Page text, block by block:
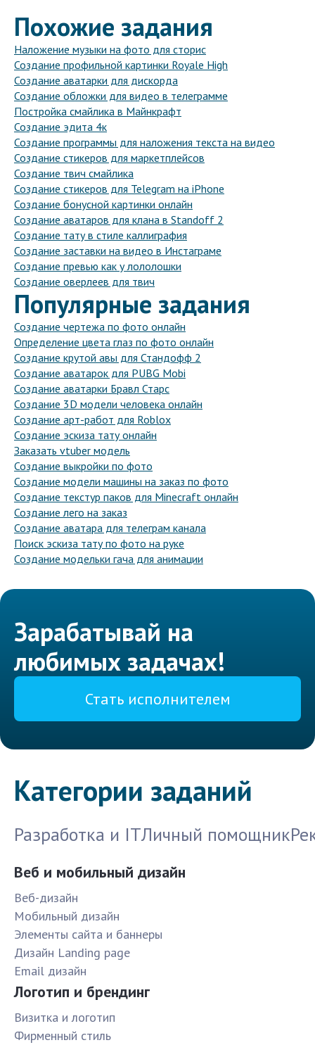
Похожие задания
Наложение музыки на фото для сторис
Создание профильной картинки Royale High
Создание аватарки для дискорда
Создание обложки для видео в телеграмме
Постройка смайлика в Майнкрафт
Создание эдита 4к
Создание программы для наложения текста на видео
Создание стикеров для маркетплейсов
Создание твич смайлика
Создание стикеров для Telegram на iPhone
Создание бонусной картинки онлайн
Создание аватаров для клана в Standoff 2
Создание тату в стиле каллиграфия
Создание заставки на видео в Инстаграме
Создание превью как у лололошки
Создание оверлеев для твич
Популярные задания
Создание чертежа по фото онлайн
Определение цвета глаз по фото онлайн
Создание крутой авы для Стандофф 2
Создание аватарок для PUBG Mobi
Создание аватарки Бравл Старс
Создание 3D модели человека онлайн
Создание арт-работ для Roblox
Создание эскиза тату онлайн
Заказать vtuber модель
Создание выкройки по фото
Создание модели машины на заказ по фото
Создание текстур паков для Minecraft онлайн
Создание лего на заказ
Создание аватара для телеграм канала
Поиск эскиза тату по фото на руке
Создание модельки гача для анимации
Зарабатывай на
любимых задачах!
Стать исполнителем
Категории заданий
Разработка и ITЛичный помощник
Веб и мобильный дизайн
Веб-дизайн
Мобильный дизайн
Элементы сайта и баннеры
Дизайн Landing page
Email дизайн
Логотип и брендинг
Визитка и логотип
Фирменный стиль